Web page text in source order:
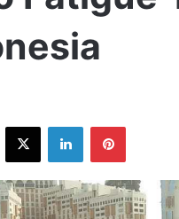
X LinkedInPinterest